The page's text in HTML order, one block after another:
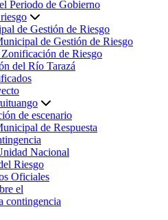
Periodo de Gobierno
de Gestión de Riesgo
de Gestión de Riesgo
de Riesgo
del Río Tarazá
de escenario
de Respuesta
Nacional
Riesgo
Oficiales
el
contingencia